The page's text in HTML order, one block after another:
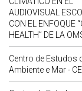
AUDIOVISUAL
CON EL ENFOQUE
HEALTH” DE LA
Centro de Estudos
Ambiente e Mar -